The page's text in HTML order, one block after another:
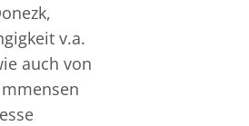
v.a.
auch von